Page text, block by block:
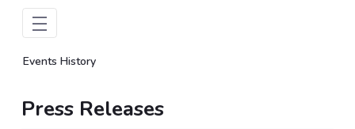
Events History
Press Releases